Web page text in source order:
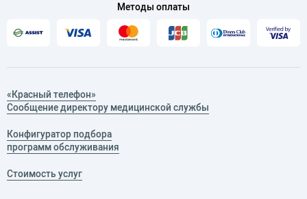
Методы оплаты
«Красный телефон»
Сообщение директору медицинской службы
Конфигуратор подбора
программ обслуживания
Стоимость услуг